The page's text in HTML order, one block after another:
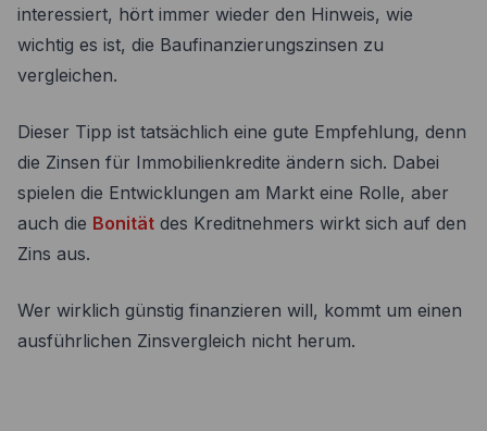
interessiert, hört immer wieder den Hinweis, wie
wichtig es ist, die Baufinanzierungszinsen zu
vergleichen.
Dieser Tipp ist tatsächlich eine gute Empfehlung, denn
die Zinsen für Immobilienkredite ändern sich. Dabei
spielen die Entwicklungen am Markt eine Rolle, aber
auch die Bonität des Kreditnehmers wirkt sich auf den
Zins aus.
Wer wirklich günstig finanzieren will, kommt um einen
ausführlichen Zinsvergleich nicht herum.